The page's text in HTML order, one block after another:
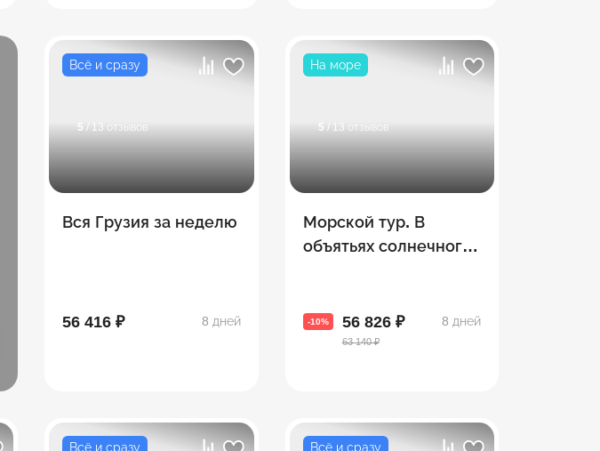
Всё и сразу
5 / 13 отзывов
Вся Грузия за неделю
56 416 ₽ 8 дней
На море
5 / 13 отзывов
Морской тур. В
объятьях солнечного
-10% 56 826 ₽
63 140 ₽
8 дней
Всё и сразу Всё и сразу